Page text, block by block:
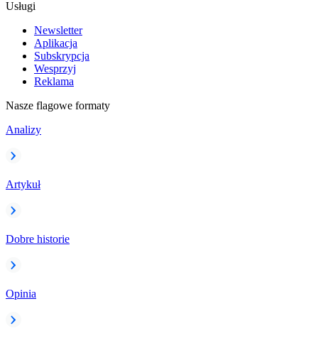
Usługi
Newsletter
Aplikacja
Subskrypcja
Wesprzyj
Reklama
Nasze flagowe formaty
Analizy
Artykuł
Dobre historie
Opinia